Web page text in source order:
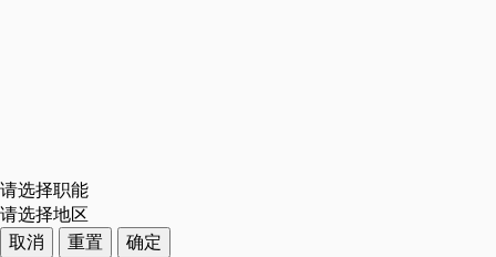
请选择职能
请选择地区
取消
重置
确定